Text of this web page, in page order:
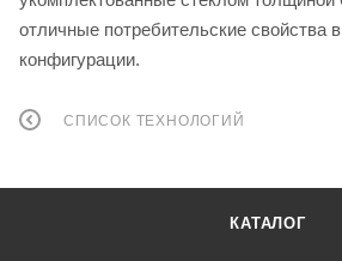
отличные потребительские свойства
конфигурации.
СПИСОК ТЕХНОЛОГИЙ
КАТАЛОГ